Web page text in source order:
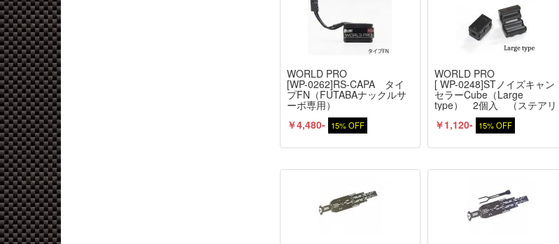
WORLD PRO
[WP-0262]RS-CAPA タイ
プFN（FUTABAナックルサ
ーボ専用）
￥4,480- 15% OFF
WORLD PRO
[ WP-0248]STノイズキャン
セラーCube（Large
type） 2個入 （ステアリ
ングサーボ用）
￥1,120- 15% OFF